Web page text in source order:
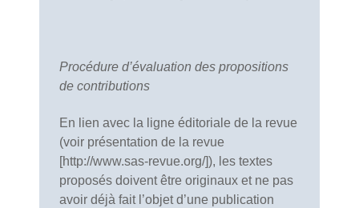
Procédure d’évaluation des propositions
de contributions
En lien avec la ligne éditoriale de la revue
(voir présentation de la revue
[http://www.sas-revue.org/]), les textes
proposés doivent être originaux et ne pas
avoir déjà fait l’objet d’une publication